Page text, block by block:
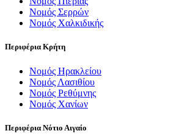
Νομός Σερρών
Νομός Χαλκιδικής
Περιφέρια Κρήτη
Νομός Ηρακλείου
Νομός Λασιθίου
Νομός Ρεθύμνης
Νομός Χανίων
Περιφέρια Νότιο Αιγαίο